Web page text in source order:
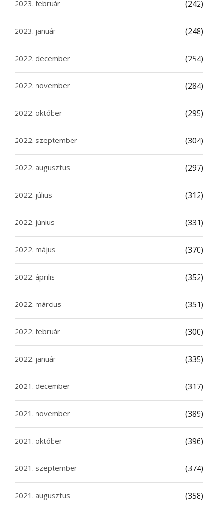
2023. február (242)
2023. január (248)
2022. december (254)
2022. november (284)
2022. október (295)
2022. szeptember (304)
2022. augusztus (297)
2022. július (312)
2022. június (331)
2022. május (370)
2022. április (352)
2022. március (351)
2022. február (300)
2022. január (335)
2021. december (317)
2021. november (389)
2021. október (396)
2021. szeptember (374)
2021. augusztus (358)